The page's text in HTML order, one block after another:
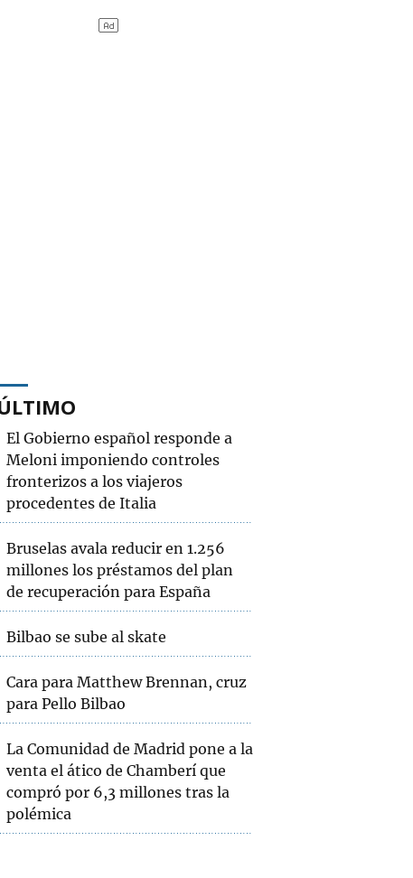
El Gobierno español responde a
Meloni imponiendo controles
fronterizos a los viajeros
procedentes de Italia
Bruselas avala reducir en 1.256
millones los préstamos del plan
de recuperación para España
Bilbao se sube al skate
Cara para Matthew Brennan, cruz
para Pello Bilbao
La Comunidad de Madrid pone a la
venta el ático de Chamberí que
compró por 6,3 millones tras la
polémica